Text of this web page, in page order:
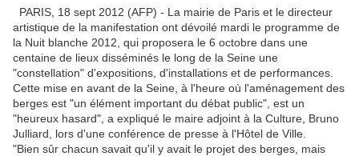
PARIS, 18 sept 2012 (AFP) - La mairie de Paris et le directeur
artistique de la manifestation ont dévoilé mardi le programme de
la Nuit blanche 2012, qui proposera le 6 octobre dans une
centaine de lieux disséminés le long de la Seine une
"constellation" d'expositions, d'installations et de performances.
Cette mise en avant de la Seine, à l'heure où l'aménagement des
berges est "un élément important du débat public", est un
"heureux hasard", a expliqué le maire adjoint à la Culture, Bruno
Julliard, lors d'une conférence de presse à l'Hôtel de Ville.
"Bien sûr chacun savait qu'il y avait le projet des berges, mais